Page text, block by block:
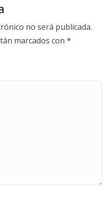
no será publicada.
marcados con *